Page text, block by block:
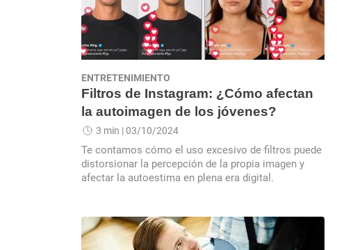
ENTRETENIMIENTO
Filtros de Instagram: ¿Cómo afectan
la autoimagen de los jóvenes?
3 min | 03/10/2024
Te contamos cómo el uso excesivo de filtros puede
distorsionar la percepción de la propia imagen y
afectar la autoestima en plena era digital.